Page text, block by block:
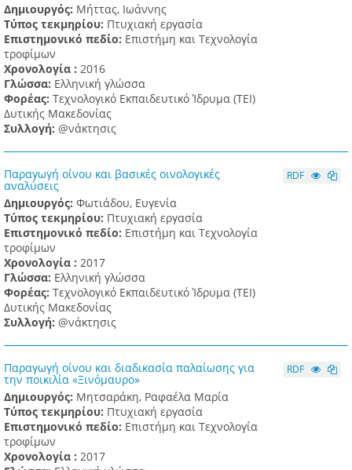
Δημιουργός: Μήττας, Ιωάννης
Τύπος τεκμηρίου: Πτυχιακή εργασία
Επιστημονικό πεδίο: Επιστήμη και Τεχνολογία
τροφίμων
Χρονολογία : 2016
Γλώσσα: Ελληνική γλώσσα
Φορέας: Τεχνολογικό Εκπαιδευτικό Ίδρυμα (ΤΕΙ)
Δυτικής Μακεδονίας
Συλλογή: @νάκτησις
Παραγωγή οίνου και βασικές οινολογικές
αναλύσεις
Δημιουργός: Φωτιάδου, Ευγενία
Τύπος τεκμηρίου: Πτυχιακή εργασία
Επιστημονικό πεδίο: Επιστήμη και Τεχνολογία
τροφίμων
Χρονολογία : 2017
Γλώσσα: Ελληνική γλώσσα
Φορέας: Τεχνολογικό Εκπαιδευτικό Ίδρυμα (ΤΕΙ)
Δυτικής Μακεδονίας
Συλλογή: @νάκτησις
RDF
Παραγωγή οίνου και διαδικασία παλαίωσης για
την ποικιλία «Ξινόμαυρο»
Δημιουργός: Μητσαράκη, Ραφαέλα Μαρία
Τύπος τεκμηρίου: Πτυχιακή εργασία
Επιστημονικό πεδίο: Επιστήμη και Τεχνολογία
τροφίμων
Χρονολογία : 2017
RDF